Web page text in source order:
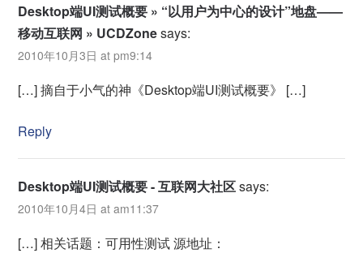
Desktop端UI测试概要 » “以用户为中心的设计”地盘——
移动互联网 » UCDZonesays:
2010年10月3日 at pm9:14
[…] 摘自于小气的神《Desktop端UI测试概要》 […]
Reply
Desktop端UI测试概要 - 互联网大社区says:
2010年10月4日 at am11:37
[…] 相关话题：可用性测试 源地址：